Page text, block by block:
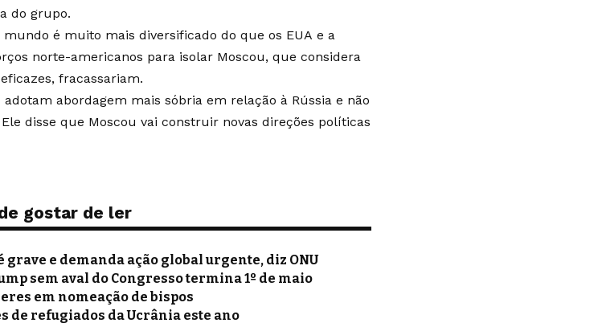
do grupo.
é muito mais diversificado do que os EUA e a
norte-americanos para isolar Moscou, que considera
fracassariam.
adotam abordagem mais sóbria em relação à Rússia e não
disse que Moscou vai construir novas direções políticas
gostar de ler
grave e demanda ação global urgente, diz ONU
sem aval do Congresso termina 1º de maio
em nomeação de bispos
de refugiados da Ucrânia este ano